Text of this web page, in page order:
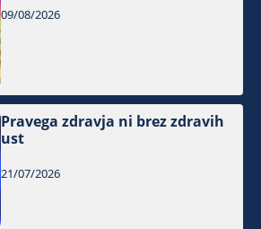
09/08/2026
Pravega zdravja ni brez zdravih
ust
21/07/2026